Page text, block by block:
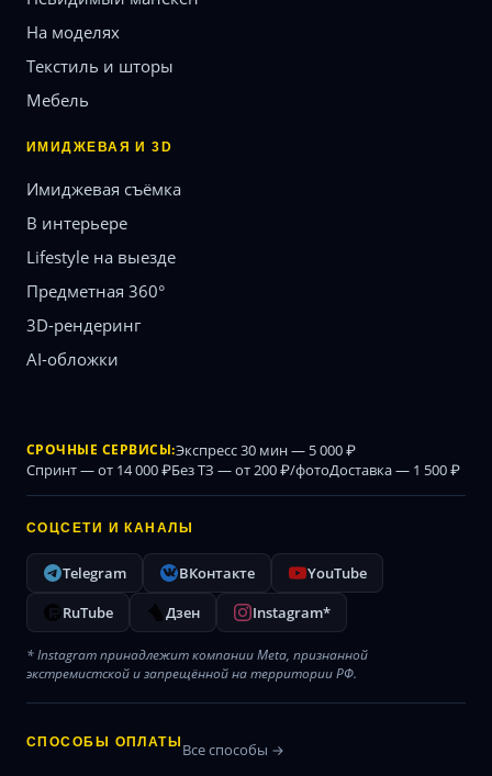
На моделях
Текстиль и шторы
Мебель
ИМИДЖЕВАЯ И 3D
Имиджевая съёмка
В интерьере
Lifestyle на выезде
Предметная 360°
3D-рендеринг
AI-обложки
СРОЧНЫЕ СЕРВИСЫ:Экспресс 30 мин — 5 000 ₽
Спринт — от 14 000 ₽Без ТЗ — от 200 ₽/фотоДоставка — 1 500 ₽
СОЦСЕТИ И КАНАЛЫ
Telegram ВКонтакте
YouTube
RuTube
Дзен Instagram*
* Instagram принадлежит компании Meta, признанной
экстремистской и запрещённой на территории РФ.
СПОСОБЫ ОПЛАТЫ Все способы →